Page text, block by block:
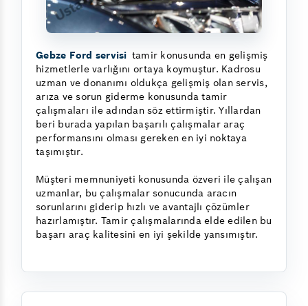
Gebze Ford servisi tamir konusunda en gelişmiş
hizmetlerle varlığını ortaya koymuştur. Kadrosu
uzman ve donanımı oldukça gelişmiş olan servis,
arıza ve sorun giderme konusunda tamir
çalışmaları ile adından söz ettirmiştir. Yıllardan
beri burada yapılan başarılı çalışmalar araç
performansını olması gereken en iyi noktaya
taşımıştır.
Müşteri memnuniyeti konusunda özveri ile çalışan
uzmanlar, bu çalışmalar sonucunda aracın
sorunlarını giderip hızlı ve avantajlı çözümler
hazırlamıştır. Tamir çalışmalarında elde edilen bu
başarı araç kalitesini en iyi şekilde yansımıştır.